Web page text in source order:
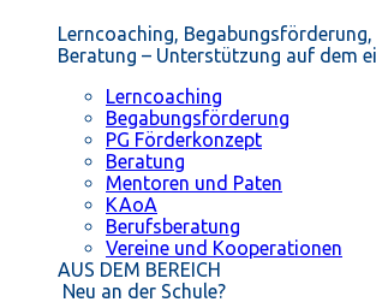
Lerncoaching,
Beratung – Unterstützung auf dem
Lerncoaching
Begabungsförderung
PG Förderkonzept
Beratung
Mentoren und Paten
KAoA
Berufsberatung
Vereine und Kooperationen
AUS DEM BEREICH
Neu an der Schule?